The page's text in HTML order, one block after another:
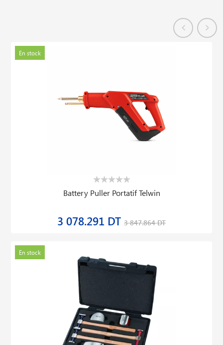
En stock
Battery Puller Portatif Telwin
3 078.291 DT 3 847.864 DT
En stock